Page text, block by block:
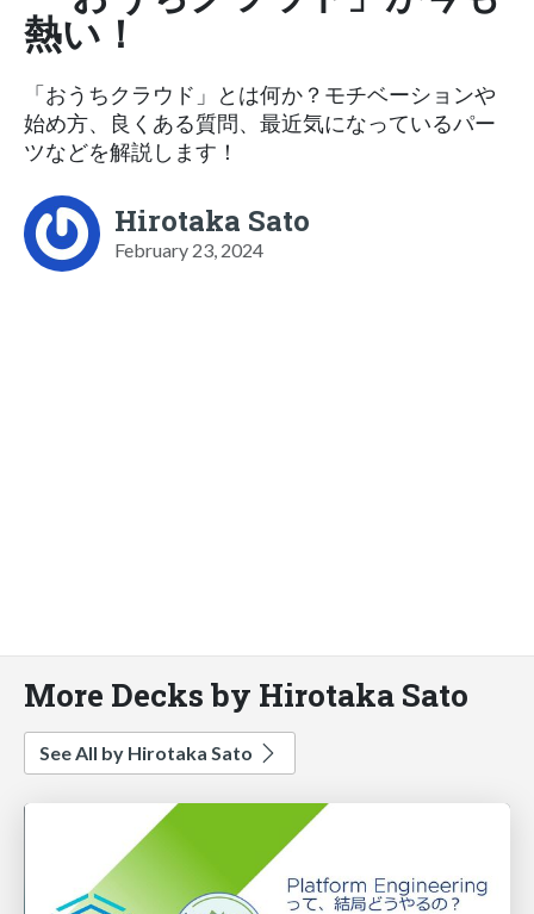
熱い！
「おうちクラウド」とは何か？モチベーションや
始め方、良くある質問、最近気になっているパー
ツなどを解説します！
Hirotaka Sato
February 23, 2024
More Decks by Hirotaka Sato
See All by Hirotaka Sato